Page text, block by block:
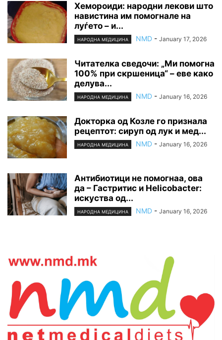
Хемороиди: народни лекови што
навистина им помогнале на
луѓето – и...
НАРОДНА МЕДИЦИНА NMD - January 17, 2026
Читателка сведочи: „Ми помогна
100% при скршеница“ – еве како
делува...
НАРОДНА МЕДИЦИНА NMD - January 16, 2026
Докторка од Козле го признала
рецептот: сируп од лук и мед...
НАРОДНА МЕДИЦИНА NMD - January 16, 2026
Антибиотици не помогнаа, ова
да – Гастритис и Helicobacter:
искуства од...
НАРОДНА МЕДИЦИНА NMD - January 16, 2026